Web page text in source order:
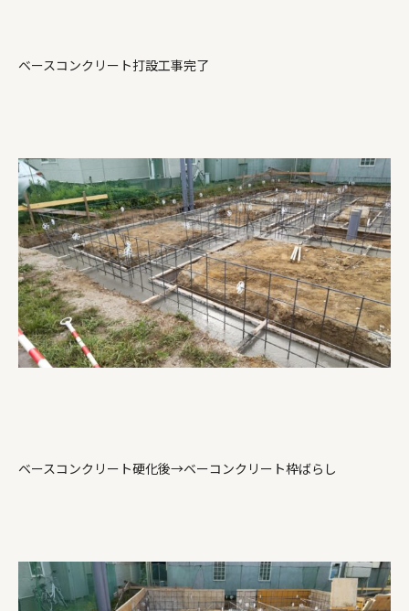
ベースコンクリート打設工事完了
ベースコンクリート硬化後→ベーコンクリート枠ばらし